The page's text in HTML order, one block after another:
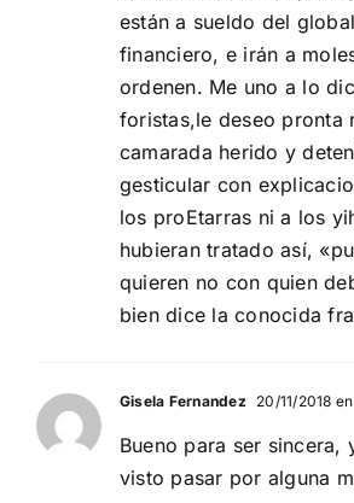
están a sueldo del
financiero, e irán a
ordenen. Me uno a lo
foristas,le deseo pronta
camarada herido y
gesticular con
los proEtarras ni a los
hubieran tratado así,
quieren no con quien
bien dice la conocida
Gisela Fernandez 20/11/2018 en
Bueno para ser sincera,
visto pasar por alguna